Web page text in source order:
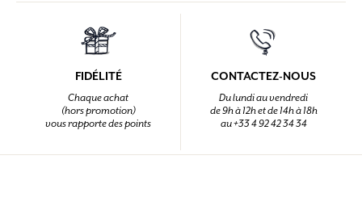
FIDÉLITÉ
Chaque achat
(hors promotion)
vous rapporte des points
CONTACTEZ-NOUS
Du lundi au vendredi
de 9h à 12h et de 14h à 18h
au +33 4 92 42 34 34